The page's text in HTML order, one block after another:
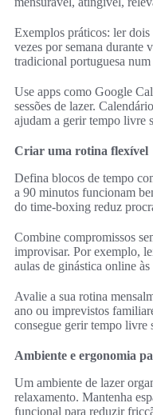
Exemplos práticos: ler
vezes por semana durante
tradicional portuguesa
Use apps como Google
sessões de lazer.
ajudam a gerir tempo livre
Criar uma rotina flexível
Defina blocos de tempo
a 90 minutos funcionam
do time‑boxing reduz
Combine compromissos
improvisar. Por exemplo,
aulas de ginástica online às
Avalie a sua rotina
ano ou imprevistos
consegue gerir tempo livre
Ambiente e ergonomia
Um ambiente de lazer
relaxamento. Mantenha
funcional para reduzir